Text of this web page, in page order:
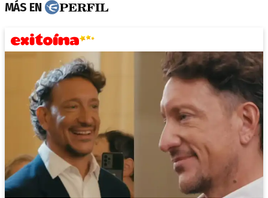
MÁS EN